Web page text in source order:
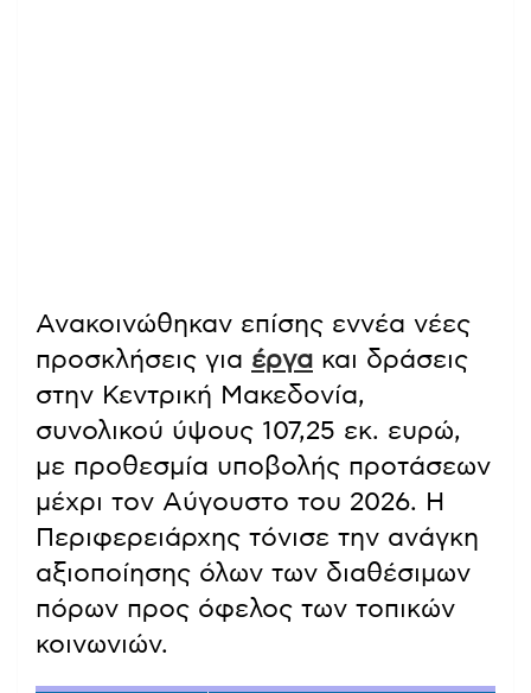
Ανακοινώθηκαν επίσης εννέα νέες
προσκλήσεις για έργα και δράσεις
στην Κεντρική Μακεδονία,
συνολικού ύψους 107,25 εκ. ευρώ,
με προθεσμία υποβολής προτάσεων
μέχρι τον Αύγουστο του 2026. Η
Περιφερειάρχης τόνισε την ανάγκη
αξιοποίησης όλων των διαθέσιμων
πόρων προς όφελος των τοπικών
κοινωνιών.